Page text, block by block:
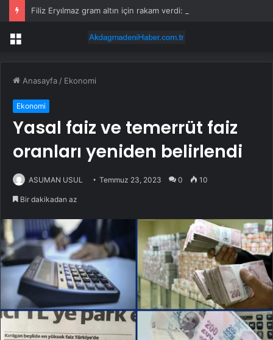
Menü
Anasayfa / Ekonomi
Ekonomi
Yasal faiz ve temerrüt faiz
oranları yeniden belirlendi
ASUMAN USUL Temmuz 23, 2023 0 10
Bir dakikadan az